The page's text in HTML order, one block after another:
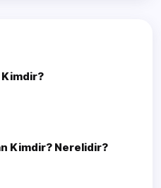
Kimdir?
Kimdir? Nerelidir?